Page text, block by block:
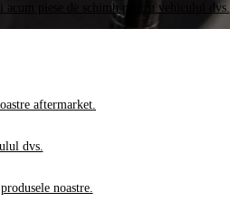
piese de schimb pentru vehiculul dvs.
aftermarket.
dvs.
noastre.